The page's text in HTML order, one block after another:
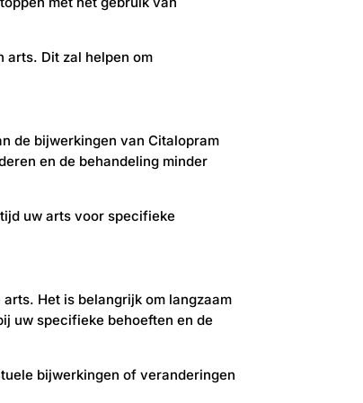
arts. Dit zal helpen om
de bijwerkingen van Citalopram
en de behandeling minder
uw arts voor specifieke
Het is belangrijk om langzaam
uw specifieke behoeften en de
bijwerkingen of veranderingen